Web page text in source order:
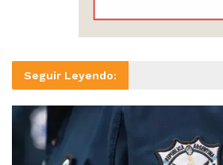
Seguir Leyendo: